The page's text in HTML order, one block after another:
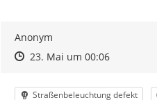
Anonym
Zeitpunkt des Erstellens
Zeitpunkt des Erstellens
23. Mai um 00:06Zur
Kategorie
Straßenbeleuchtung defekt